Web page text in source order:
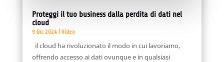
Proteggi il tuo business dalla perdita di dati nel
cloud
9 Dic 2024| Video
il cloud ha rivoluzionato il modo in cui lavoriamo,
offrendo accesso ai dati ovunque e in qualsiasi